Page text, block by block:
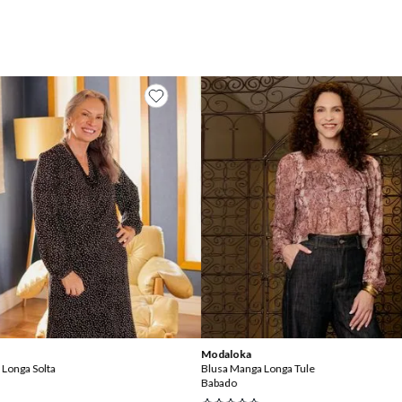
Solta
Modaloka
Blusa Manga Longa Tule
Babado